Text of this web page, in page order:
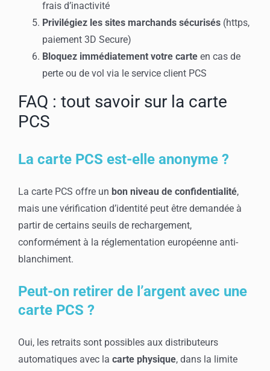
frais d’inactivité
Privilégiez les sites marchands sécurisés (https,
paiement 3D Secure)
Bloquez immédiatement votre carte en cas de
perte ou de vol via le service client PCS
FAQ : tout savoir sur la carte
PCS
La carte PCS est-elle anonyme ?
La carte PCS offre un bon niveau de confidentialité,
mais une vérification d’identité peut être demandée à
partir de certains seuils de rechargement,
conformément à la réglementation européenne anti-
blanchiment.
Peut-on retirer de l’argent avec une
carte PCS ?
Oui, les retraits sont possibles aux distributeurs
automatiques avec la carte physique, dans la limite